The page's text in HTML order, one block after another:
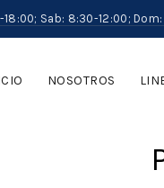
18:00; Sab: 8:30-12:00;
NOSOTROS